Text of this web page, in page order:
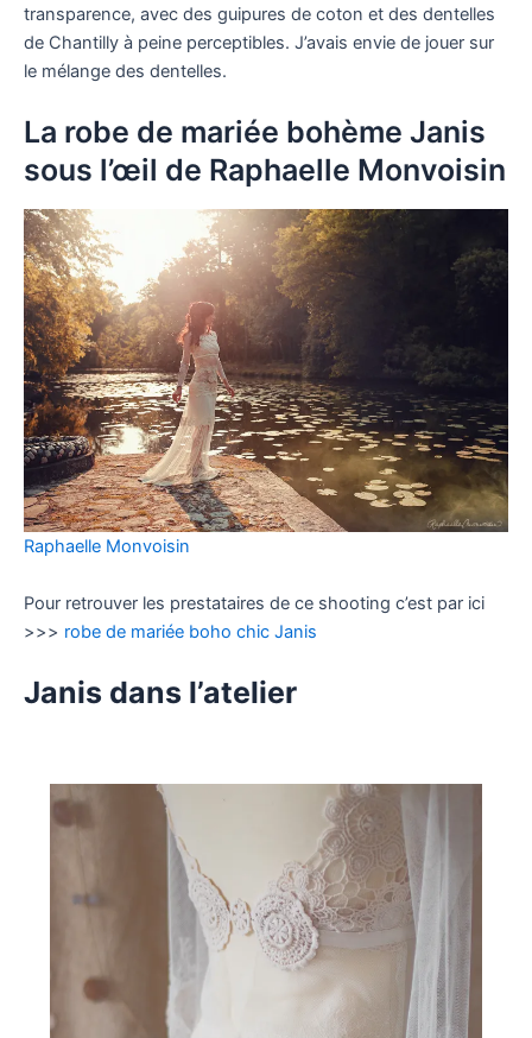
transparence, avec des guipures de coton et des dentelles
de Chantilly à peine perceptibles. J’avais envie de jouer sur
le mélange des dentelles.
La robe de mariée bohème Janis
sous l’œil de Raphaelle Monvoisin
Raphaelle Monvoisin
Pour retrouver les prestataires de ce shooting c’est par ici
>>> robe de mariée boho chic Janis
Janis dans l’atelier